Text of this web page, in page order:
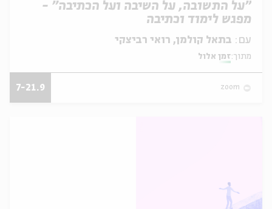
"על התשובה, על השיבה ועל הכתיבה" -
מפגש לימוד וכתיבה
עם:
מתוך:זמן אלול
zoom
7-21.9